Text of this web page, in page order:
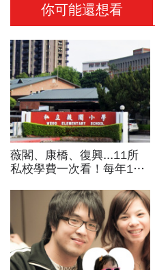
你可能還想看
薇閣、康橋、復興...11所
私校學費一次看！每年100
出孩子教育費、還能兼存退